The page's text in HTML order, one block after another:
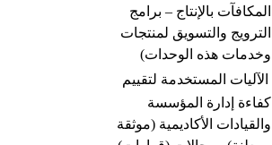
المكافآت بالإنتاج – برامج
الترويج والتسويق لمنتجات
وخدمات هذه الوحدات)
الآليات المستخدمة لتقييم
كفاءة إدارة المؤسسة
والقيادات الأكاديمية (موثقة